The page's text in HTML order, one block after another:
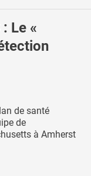
Le «
de santé
de
à Amherst